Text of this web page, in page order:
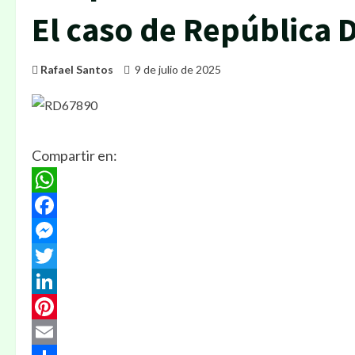
El caso de República
Rafael Santos 9 de julio de 2025
Compartir en:
WhatsApp
Facebook
Messenger
Twitter
LinkedIn
Pinterest